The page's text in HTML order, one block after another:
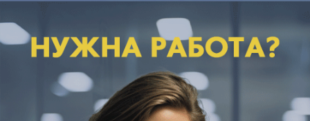
В Краснодарском крае пытаются спасти
необычного новорожденного зверька
Центральные улицы частично закроют в
Краснодаре